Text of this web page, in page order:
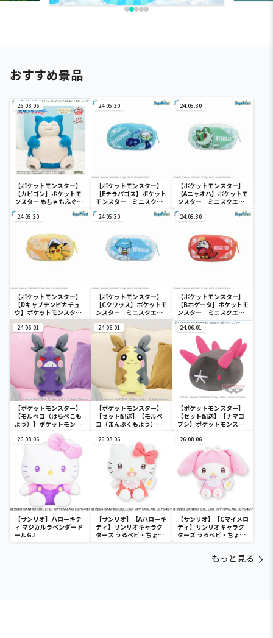
おすすめ景品
26.08.06
【ポケットモンスター】
【カビゴン】ポケットモ
ンスター めちゃもふぐっ
と ほっこりいやされぬい
ぐるみ～カビゴン～
24.05.30
【ポケットモンスター】
【Eテラパゴス】ポケット
モンスター ミニスクエ
アポーチ
24.05.30
【ポケットモンスター】
【Aニャオハ】ポケットモ
ンスター ミニスクエア
ポーチ
24.05.30
【ポケットモンスター】
【Dキャプテンピカチュ
ウ】ポケットモンスタ
ー ミニスクエアポーチ
24.05.30
【ポケットモンスター】
【Cクワッス】ポケットモ
ンスター ミニスクエア
ポーチ
24.05.30
【ポケットモンスター】
【Bホゲータ】ポケットモ
ンスター ミニスクエア
ポーチ
24.06.01
【ポケットモンスター】
【モルペコ（はらぺこも
よう）】ポケットモンス
ター めちゃもふぐっとぬ
いぐるみ～モルペコ（は
らぺこもよう）～
24.06.01
【ポケットモンスター】
【セット配送】【モルペ
コ（まんぷくもよう）】
ゃもふぐっとぬいぐるみ
～モルペコ（まんぷくも
24.06.01
【ポケットモンスター】
【セット配送】【ナマコ
ブシ】ポケットモンスタ
ぐるみ～ナマコブシ～
26.08.06
【サンリオ】ハローキテ
ィ マジカルラベンダード
ールGJ
26.08.06
【サンリオ】【Aハローキ
ティ】サンリオキャラク
ターズ うるベビ・ちょい
デカドール
26.08.06
【サンリオ】【Cマイメロ
ディ】サンリオキャラク
ターズ うるベビ・ちょい
デカドール
もっと見る